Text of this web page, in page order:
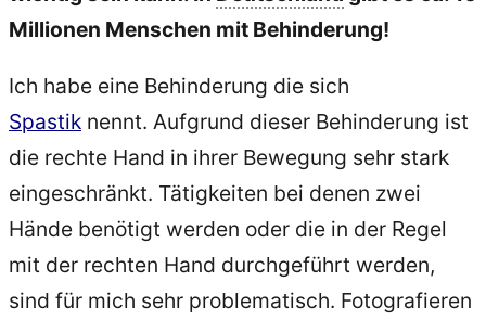
Millionen Menschen mit Behinderung!
Ich habe eine Behinderung die sich
Spastik nennt. Aufgrund dieser Behinderung ist
die rechte Hand in ihrer Bewegung sehr stark
eingeschränkt. Tätigkeiten bei denen zwei
Hände benötigt werden oder die in der Regel
mit der rechten Hand durchgeführt werden,
sind für mich sehr problematisch. Fotografieren